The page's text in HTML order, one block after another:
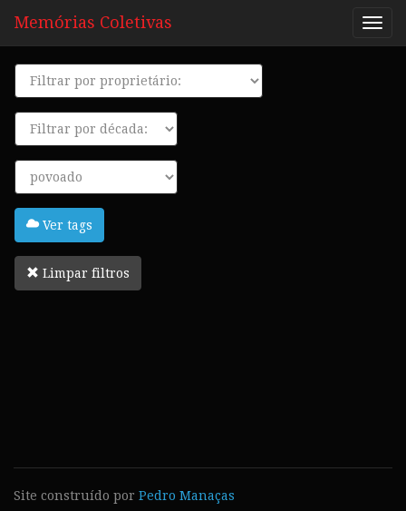
Memórias Coletivas
Proprietário
Década
Tags
Ver tags
Limpar filtros
Site construído por Pedro Manaças